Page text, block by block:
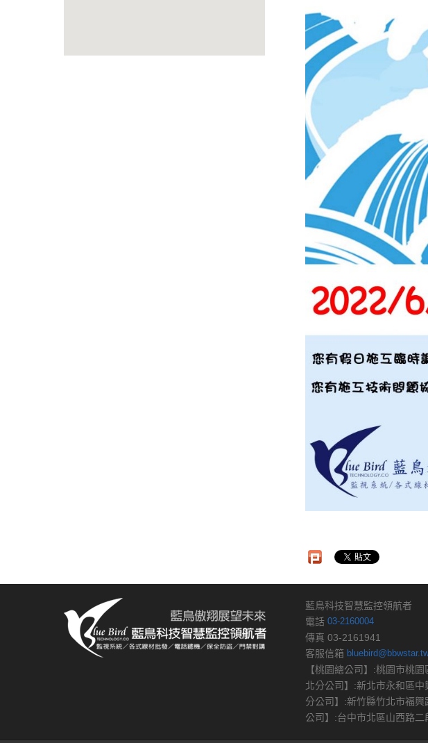
藍鳥科技智慧監控領航者
電話 03-2160004
傳真 03-2161941
客服信箱
【桃園總公司】:桃園市桃
北分公司】:新北市永和區
分公司】:新竹縣竹北市福
公司】:台中市北區山西路